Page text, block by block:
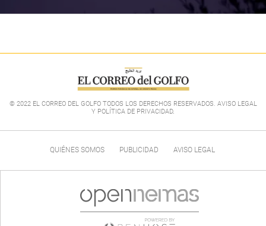
© 2022 EL CORREO DEL GOLFO TODOS LOS DERECHOS RESERVADOS. AVISO LEGAL
Y POLÍTICA DE PRIVACIDAD.
QUIÉNES SOMOS PUBLICIDAD AVISO LEGAL